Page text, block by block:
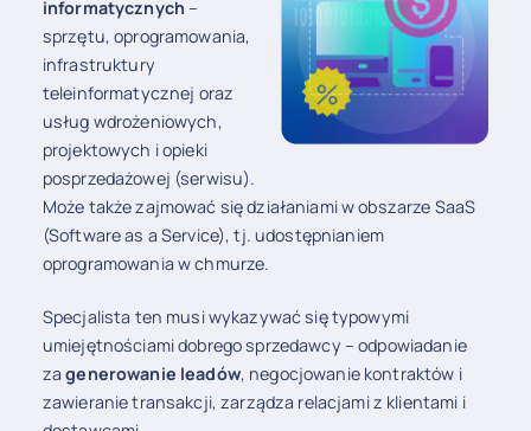
informatycznych –
sprzętu, oprogramowania,
infrastruktury
teleinformatycznej oraz
usług wdrożeniowych,
projektowych i opieki
posprzedażowej (serwisu).
Może także zajmować się działaniami w obszarze SaaS
(Software as a Service), tj. udostępnianiem
oprogramowania w chmurze.
Specjalista ten musi wykazywać się typowymi
umiejętnościami dobrego sprzedawcy – odpowiadanie
zagenerowanie leadów, negocjowanie kontraktów i
zawieranie transakcji, zarządza relacjami z klientami i